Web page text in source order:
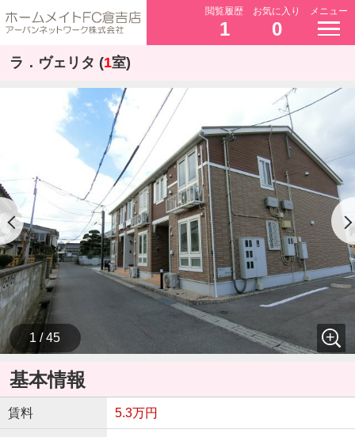
閲覧履歴
1
お気に入り
0
メニュー
ラ．ヴェリタ (1室)
1 / 45
基本情報
賃料 5.3万円